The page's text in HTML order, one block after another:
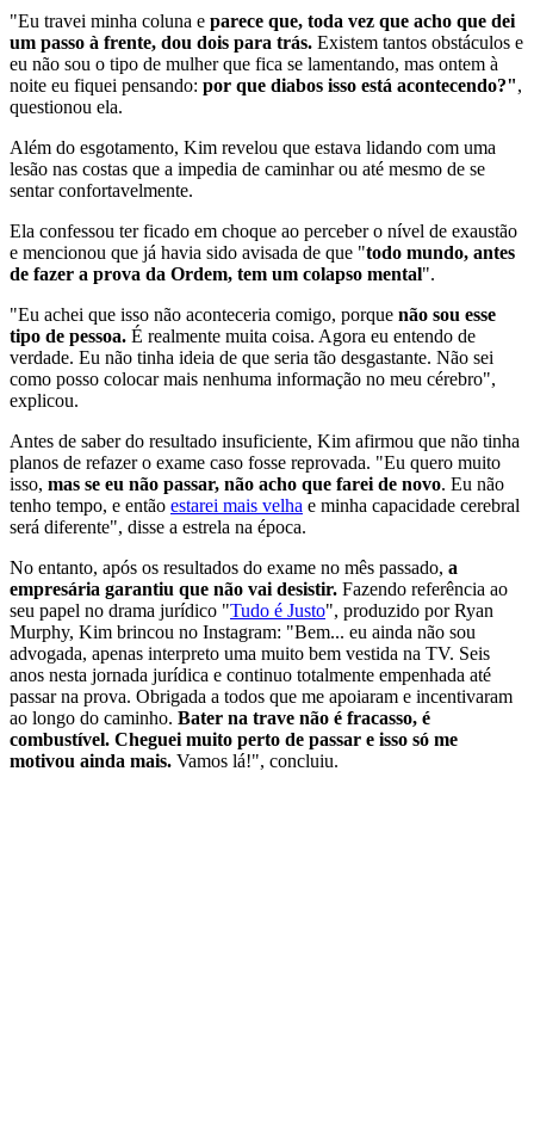
"Eu travei minha coluna e parece que, toda vez que acho que dei
um passo à frente, dou dois para trás. Existem tantos obstáculos e
eu não sou o tipo de mulher que fica se lamentando, mas ontem à
noite eu fiquei pensando: por que diabos isso está acontecendo?",
questionou ela.
Além do esgotamento, Kim revelou que estava lidando com uma
lesão nas costas que a impedia de caminhar ou até mesmo de se
sentar confortavelmente.
Ela confessou ter ficado em choque ao perceber o nível de exaustão
e mencionou que já havia sido avisada de que "todo mundo, antes
de fazer a prova da Ordem, tem um colapso mental".
"Eu achei que isso não aconteceria comigo, porque não sou esse
tipo de pessoa. É realmente muita coisa. Agora eu entendo de
verdade. Eu não tinha ideia de que seria tão desgastante. Não sei
como posso colocar mais nenhuma informação no meu cérebro",
explicou.
Antes de saber do resultado insuficiente, Kim afirmou que não tinha
planos de refazer o exame caso fosse reprovada. "Eu quero muito
isso, mas se eu não passar, não acho que farei de novo. Eu não
tenho tempo, e então estarei mais velha e minha capacidade cerebral
será diferente", disse a estrela na época.
No entanto, após os resultados do exame no mês passado, a
empresária garantiu que não vai desistir. Fazendo referência ao
seu papel no drama jurídico "Tudo é Justo", produzido por Ryan
Murphy, Kim brincou no Instagram: "Bem... eu ainda não sou
advogada, apenas interpreto uma muito bem vestida na TV. Seis
anos nesta jornada jurídica e continuo totalmente empenhada até
passar na prova. Obrigada a todos que me apoiaram e incentivaram
ao longo do caminho. Bater na trave não é fracasso, é
combustível. Cheguei muito perto de passar e isso só me
motivou ainda mais. Vamos lá!", concluiu.